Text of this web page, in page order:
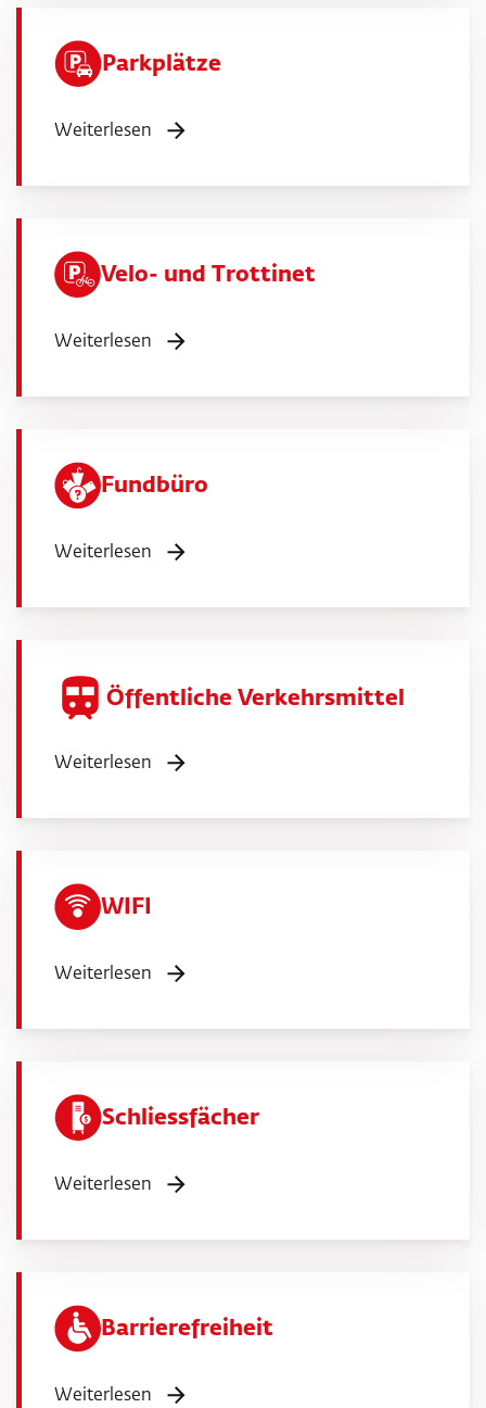
Parkplätze
Weiterlesen
Velo- und Trottinet
Weiterlesen
Fundbüro
Weiterlesen
Öffentliche Verkehrsmittel
Weiterlesen
WIFI
Weiterlesen
Schliessfächer
Weiterlesen
Barrierefreiheit
Weiterlesen